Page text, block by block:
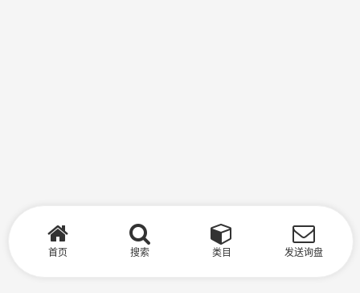
首页 搜索 类目 发送询盘